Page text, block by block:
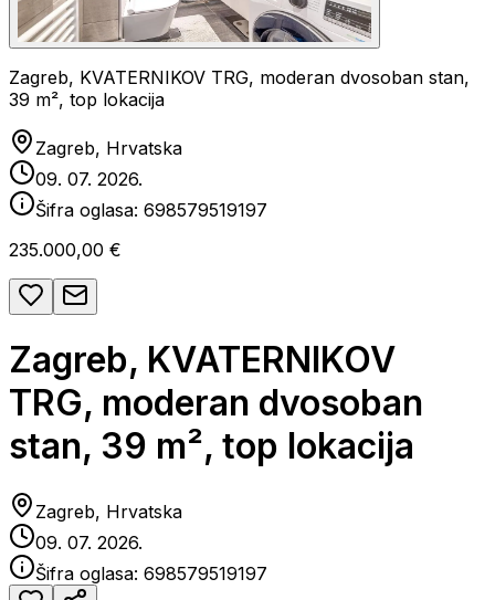
Zagreb, KVATERNIKOV TRG, moderan dvosoban stan,
39 m², top lokacija
Zagreb, Hrvatska
09. 07. 2026.
Šifra oglasa: 698579519197
235.000,00 €
Zagreb, KVATERNIKOV
TRG, moderan dvosoban
stan, 39 m², top lokacija
Zagreb, Hrvatska
09. 07. 2026.
Šifra oglasa: 698579519197